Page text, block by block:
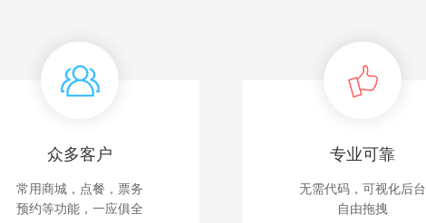
槛非常高的创新，经过将近两年
态。小程序也是这么多年来中国
众多客户
常用商城，点餐，票务
预约等功能，一应俱全
专业可靠
无需代码，可视化后台
自由拖拽